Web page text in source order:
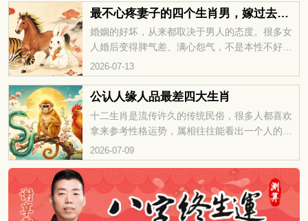
不断？一起来看看。
最不心疼妻子的四个生肖男，嫁过去多半受累
婚姻的好坏，从来都取决于男人的态度。很多女
人婚后变得脾气差、满心怨气，不是本性不好，
而是长期不被珍惜、不被疼爱熬出来的。有些生
肖男天生不懂体恤伴侣，婚后让妻子独自扛下所
有辛苦。下面就来聊聊，最不心疼妻子的四个生
2026-07-13
公认人缘人品最差四大生肖
十二生肖是流传许久的传统民俗，很多人都喜欢
拿来参考性格运势，属相往往能看出一个人的处
事底色。生活里与人来往，要是碰上品行短板明
显的属相，相处过程很容易滋生矛盾、闹不愉
快，早点看清、适当疏远才省心。那公认待人处
事口碑较差的四个生肖分别是哪些，一起来看
看。
2026-07-09